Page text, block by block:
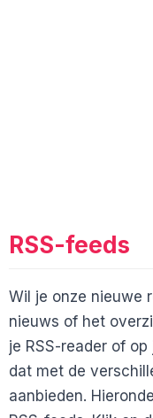
RSS-feeds
Wil je onze nieuwe
nieuws of het
je RSS-reader of
dat met de
aanbieden.